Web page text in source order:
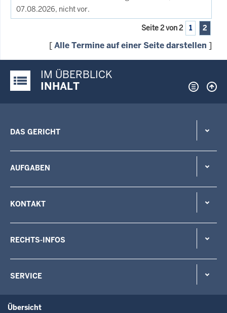
07.08.2026, nicht vor.
Seite 2 von 2 1 2
[Alle Termine auf einer Seite darstellen ]
Justiz-Portal im Überblick:
IM ÜBERBLICK
INHALT
DAS GERICHT
AUFGABEN
KONTAKT
RECHTS-INFOS
SERVICE
Übersicht